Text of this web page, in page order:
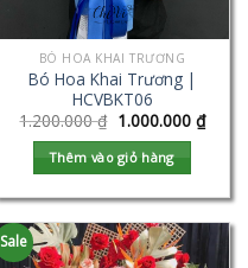
BÓ HOA KHAI TRƯƠNG
Bó Hoa Khai Trương |
HCVBKT06
1.200.000₫ 1.000.000 ₫
Thêm vào giỏ hàng
Sale